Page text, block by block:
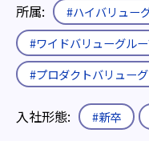
所属:
#ハイバリュー
#ワイドバリューグル
#プロダクトバリュー
入社形態: #新卒